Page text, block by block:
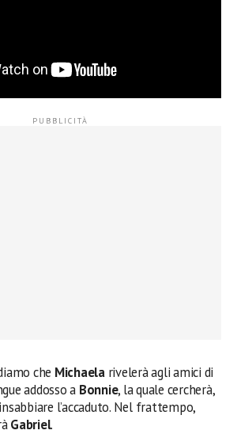
che Michaelarivelerà agli amici di
addosso a Bonnie, la quale cercherà,
l’accaduto. Nel frattempo,
Gabriel.